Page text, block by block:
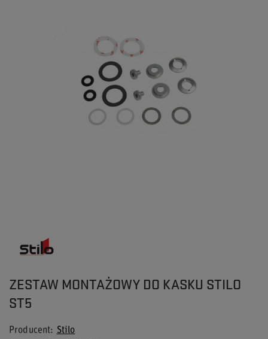
ZESTAW MONTAŻOWY DO KASKU STILO
ST5
Producent
Stilo